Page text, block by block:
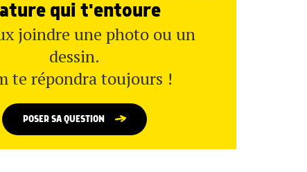
qui t'entoure
joindre une photo ou un
dessin.
te répondra toujours !
POSER SA QUESTION